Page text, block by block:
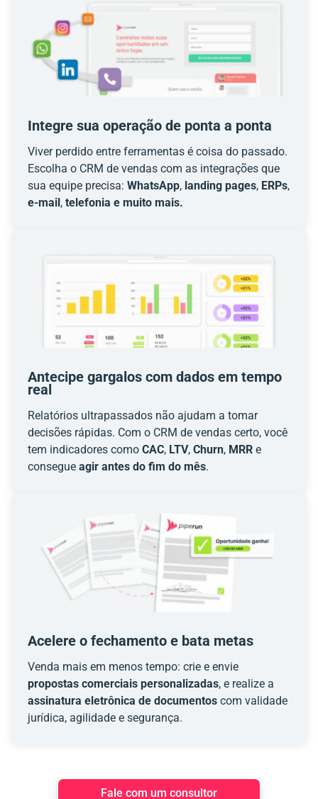
Integre sua operação de ponta a ponta
Viver perdido entre ferramentas é coisa do passado.
Escolha o CRM de vendas com as integrações que
sua equipe precisa: WhatsApp, landing pages, ERPs,
e-mail , telefonia e muito mais.
Antecipe gargalos com dados em tempo
real
Relatórios ultrapassados não ajudam a tomar
decisões rápidas. Com o CRM de vendas certo, você
tem indicadores como CAC, LTV, Churn, MRR e
consegue agir antes do fim do mês.
Acelere o fechamento e bata metas
Venda mais em menos tempo: crie e envie
propostas comerciais personalizadas, e realize a
assinatura eletrônica de documentos com validade
jurídica, agilidade e segurança.
Fale com um consultor